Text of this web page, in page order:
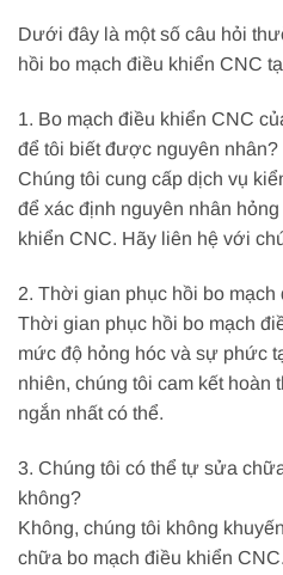
Dưới đây là một số câu hỏi
hồi bo mạch điều khiển CNC
1. Bo mạch điều khiển CNC
để tôi biết được nguyên nhân?
Chúng tôi cung cấp dịch vụ
để xác định nguyên nhân
khiển CNC. Hãy liên hệ với
2. Thời gian phục hồi bo
Thời gian phục hồi bo mạch
mức độ hỏng hóc và sự phức
nhiên, chúng tôi cam kết hoàn
ngắn nhất có thể.
3. Chúng tôi có thể tự sửa
không?
Không, chúng tôi không
chữa bo mạch điều khiển